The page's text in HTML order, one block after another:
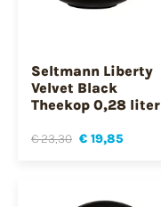
Seltmann Liberty
Velvet Black
Theekop 0,28 liter
€ 23,30 € 19,85